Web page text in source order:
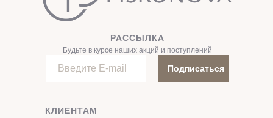
Подписаться
РАССЫЛКА
Будьте в курсе наших акций и поступлений
КЛИЕНТАМ